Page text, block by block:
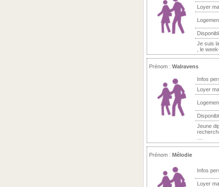
Loyer
Je suis
, le
Prénom : Walravens
Infos
Loyer
Jeune
Prénom : Mélodie
Infos
Loyer